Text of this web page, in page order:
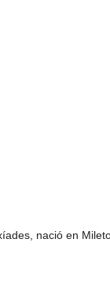
nació en